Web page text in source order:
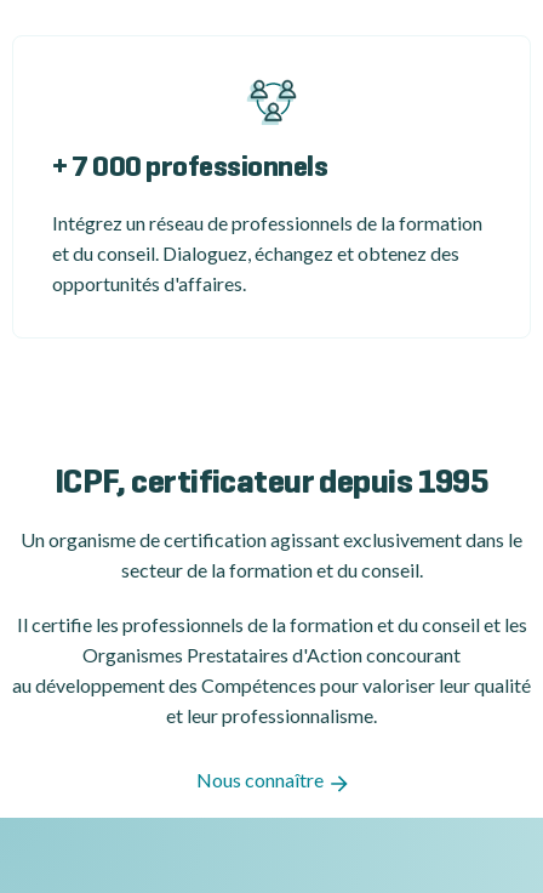
+ 7 000 professionnels
Intégrez un réseau de professionnels de la formation
et du conseil. Dialoguez, échangez et obtenez des
opportunités d'affaires.
ICPF, certificateur depuis 1995
Un organisme de certificationagissant exclusivement dans le
secteur de la formation et du conseil.
Il certifie les professionnels de la formation et du conseil et les
Organismes Prestataires d'Action concourant
au développement des Compétences pour valoriser leur qualité
et leur professionnalisme.
Nous connaître